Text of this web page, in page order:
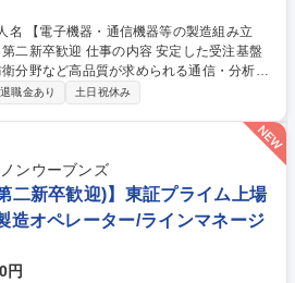
容 安定した受注基盤
分野など高品質が求められる通信・分析機
ます。 モノづくりへの関心と丁寧さがあれ
み立て ■電子回路（プリント基盤、配電盤
設計担当者が作成した手順書・図面に基づ
み方や簡単な作業から、OJTでスタート ■
電子機器・通信機器
無／未経験・第二新卒歓迎
退職金あり 土日祝休み
ンウーブンズ
二新卒歓迎)】東証プライム上場
造オペレーター/ラインマネージ
円